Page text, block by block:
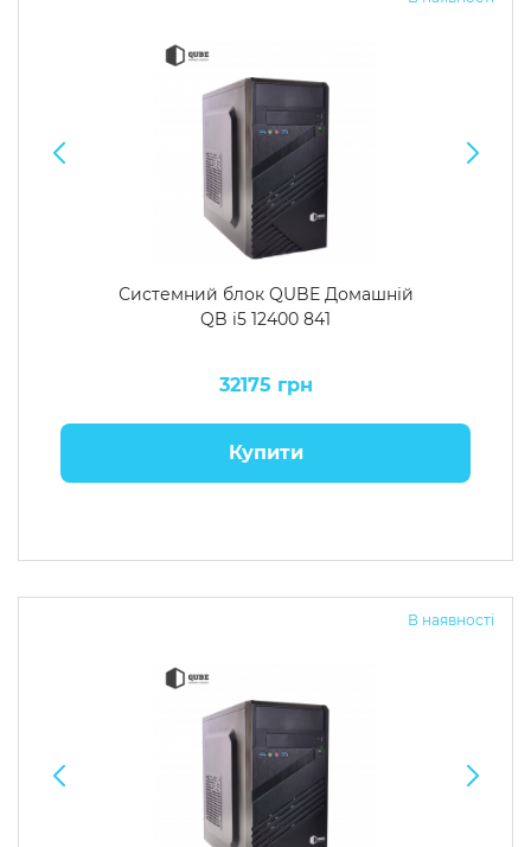
Системний блок QUBE Домашній
QB i5 12400 841
32175 грн
Купити
В наявності